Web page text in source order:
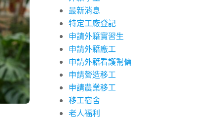
最新消息
特定工廠登記
申請外籍實習生
申請外籍廠工
申請外籍看護幫傭
申請營造移工
申請農業移工
移工宿舍
老人福利